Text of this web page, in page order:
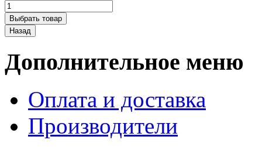
Дополнительное меню
Оплата и доставка
Производители